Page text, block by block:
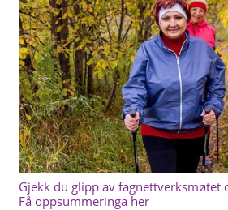
Gjekk du glipp av fagnettverksmøtet
Få oppsummeringa her